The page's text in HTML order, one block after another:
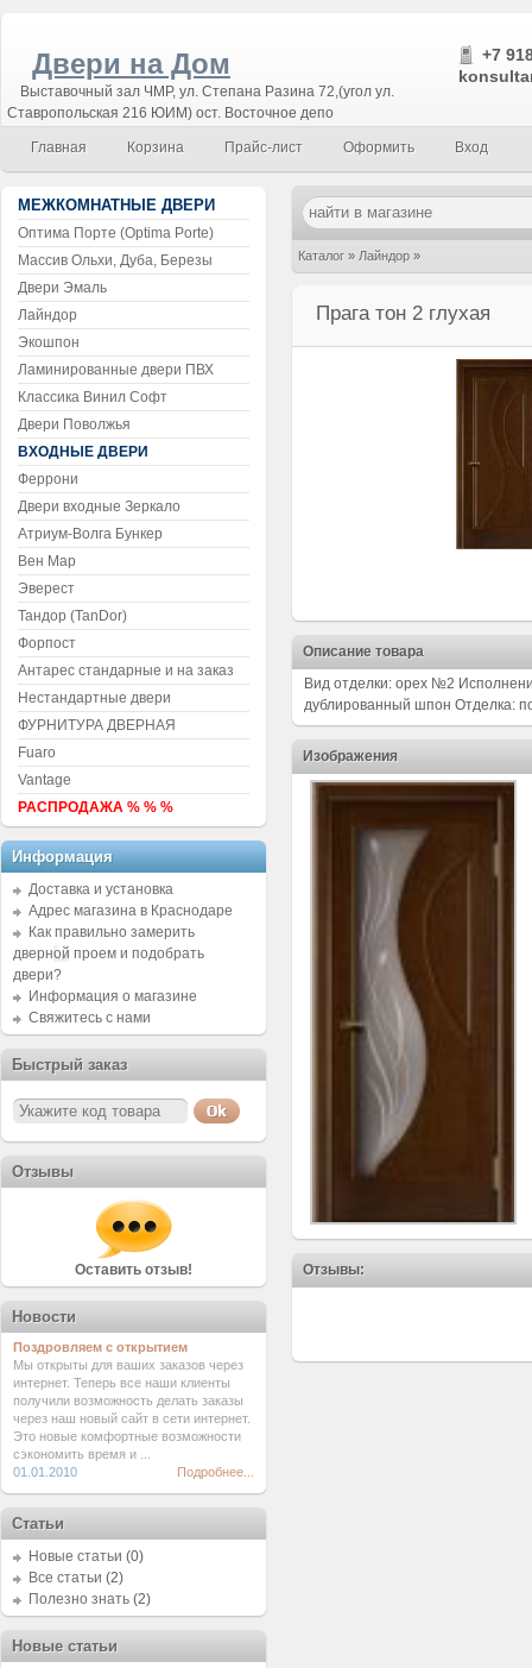
Двери на Дом
Выставочный зал ЧМР, ул. Степана Разина 72,(угол ул.
Ставропольская 216 ЮИМ) ост. Восточное депо
+7
Главная Корзина Прайс-лист Оформить Вход
Каталог » Лайндор »
Прага тон 2 глухая
Описание товара
Вид отделки: орех №2
дублированный шпон Отделка:
Изображения
Отзывы:
МЕЖКОМНАТНЫЕ ДВЕРИ
Оптима Порте (Optima Porte)
Массив Ольхи, Дуба, Березы
Двери Эмаль
Лайндор
Экошпон
Ламинированные двери ПВХ
Классика Винил Софт
Двери Поволжья
ВХОДНЫЕ ДВЕРИ
Феррони
Двери входные Зеркало
Атриум-Волга Бункер
Вен Мар
Эверест
Тандор (TanDor)
Форпост
Антарес стандарные и на заказ
Нестандартные двери
ФУРНИТУРА ДВЕРНАЯ
Fuaro
Vantage
РАСПРОДАЖА % % %
Информация
Доставка и установка
Адрес магазина в Краснодаре
Как правильно замерить
дверной проем и подобрать
двери?
Информация о магазине
Свяжитесь с нами
Быстрый заказ
Отзывы
Оставить отзыв!
Новости
Поздровляем с открытием
Мы открыты для ваших заказов через
интернет. Теперь все наши клиенты
получили возможность делать заказы
через наш новый сайт в сети интернет.
Это новые комфортные возможности
сэкономить время и ...
01.01.2010
Подробнее...
Статьи
Новые статьи (0)
Все статьи (2)
Полезно знать (2)
Новые статьи